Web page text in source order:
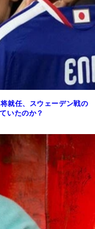
就任、スウェーデン戦の
いたのか？